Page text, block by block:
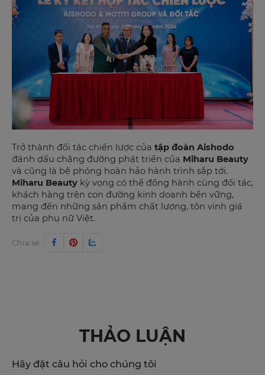
Trở thành đối tác chiến lược của tập đoàn Aishodo
đánh dấu chặng đường phát triển của Miharu Beauty
và cũng là bệ phóng hoàn hảo hành trình sắp tới.
Miharu Beauty kỳ vọng có thể đồng hành cùng đối tác,
khách hàng trên con đường kinh doanh bền vững,
mang đến những sản phẩm chất lượng, tôn vinh giá
trị của phụ nữ Việt.
Chia sẻ
THẢO LUẬN
Hãy đặt câu hỏi cho chúng tôi